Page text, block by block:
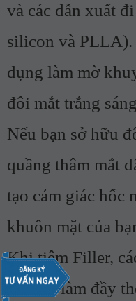
và các dẫn xuất
silicon và PLLA).
dụng làm mờ
đôi mắt trắng
Nếu bạn sở hữu
quầng thâm mắt
tạo cảm giác hốc
khuôn mặt của
Khi tiêm Filler,
tiêm sẽ làm đầy